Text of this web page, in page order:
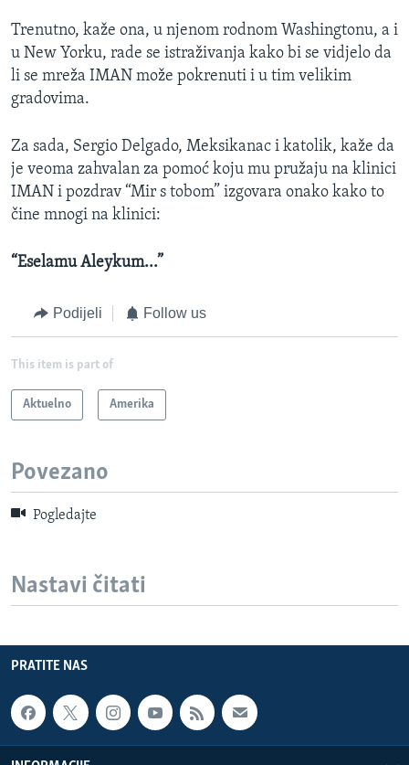
Trenutno, kaže ona, u njenom rodnom Washingtonu, a i
u New Yorku, rade se istraživanja kako bi se vidjelo da
li se mreža IMAN može pokrenuti i u tim velikim
gradovima.
Za sada, Sergio Delgado, Meksikanac i katolik, kaže da
je veoma zahvalan za pomoć koju mu pružaju na klinici
IMAN i pozdrav “Mir s tobom” izgovara onako kako to
čine mnogi na klinici:
“Eselamu Aleykum...”
Podijeli Follow us
This item is part of
Aktuelno Amerika
Povezano
Pogledajte
Nastavi čitati
PRATITE NAS